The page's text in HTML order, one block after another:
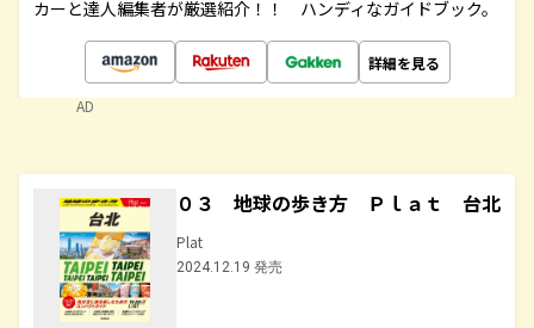
カーと達人編集者が厳選紹介！！ ハンディなガイドブック。
詳細を見る
AD
０３ 地球の歩き方 Ｐｌａｔ 台北
Plat
2024.12.19 発売